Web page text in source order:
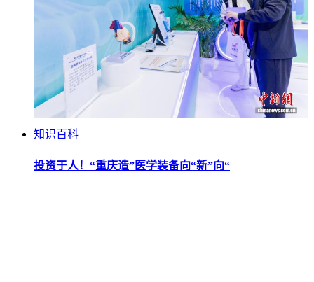
知识百科
投资于人！“重庆造”医学装备向“新”向“